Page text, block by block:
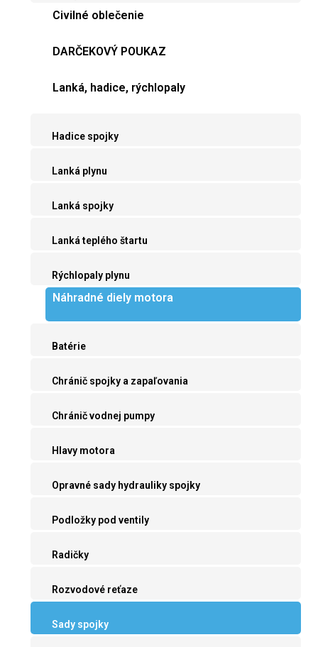
Civilné oblečenie
DARČEKOVÝ POUKAZ
Lanká, hadice, rýchlopaly
Hadice spojky
Lanká plynu
Lanká spojky
Lanká teplého štartu
Rýchlopaly plynu
Náhradné diely motora
Batérie
Chránič spojky a zapaľovania
Chránič vodnej pumpy
Hlavy motora
Opravné sady hydrauliky spojky
Podložky pod ventily
Radičky
Rozvodové reťaze
Sady spojky